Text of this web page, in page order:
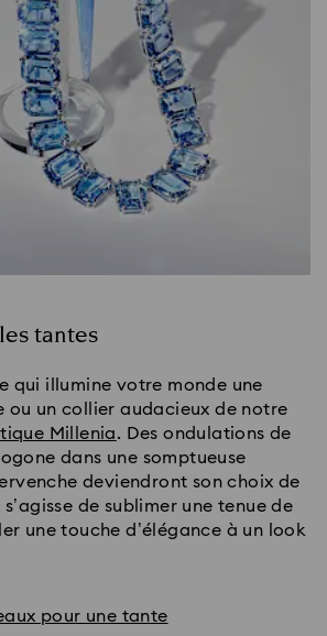
tantes
qui illumine votre monde une
ou un collier audacieux de notre
Millenia. Des ondulations de
dans une somptueuse
deviendront son choix de
de sublimer une tenue de
une touche d’élégance à un look
pour une tante